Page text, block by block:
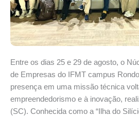
Entre os dias 25 e 29 de agosto, o
de Empresas do IFMT campus
presença em uma missão técnica
empreendedorismo e à inovação,
(SC). Conhecida como a “Ilha do